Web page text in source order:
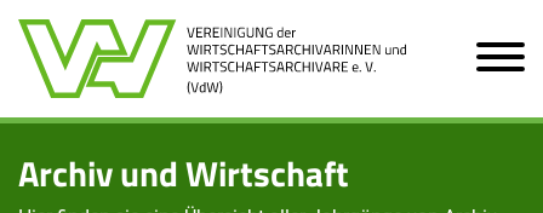
Zum Hauptinhalt der Seite
Archiv und Wirtschaft